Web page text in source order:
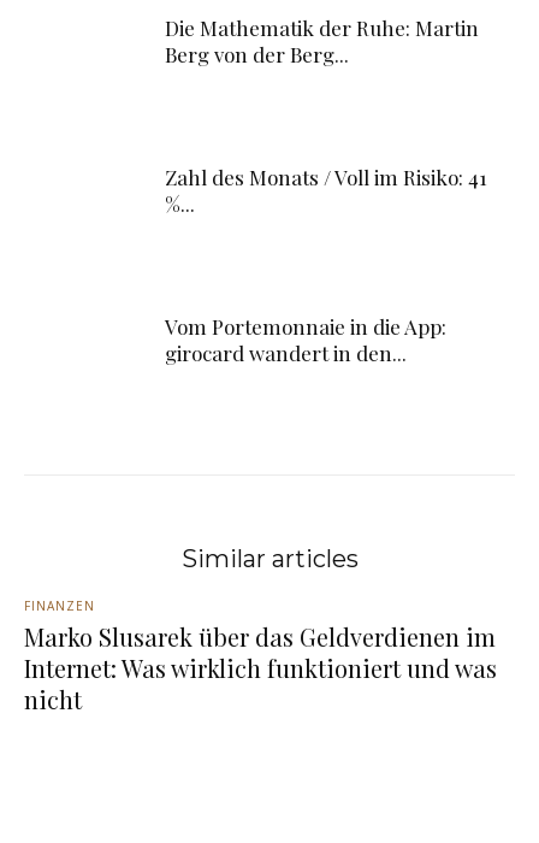
Die Mathematik der Ruhe: Martin
Berg von der Berg...
Zahl des Monats / Voll im Risiko: 41
%...
Vom Portemonnaie in die App:
girocard wandert in den...
Similar articles
FINANZEN
Marko Slusarek über das Geldverdienen im
Internet: Was wirklich funktioniert und was
nicht